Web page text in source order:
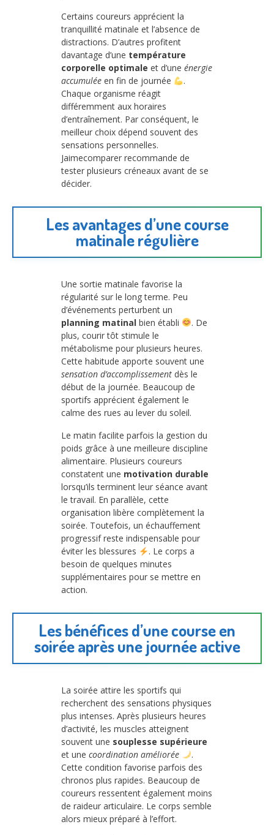
Certains coureurs apprécient la
tranquillité matinale et l’absence de
distractions. D’autres profitent
davantage d’une température
corporelle optimale et d’une énergie
accumulée en fin de journée
.
Chaque organisme réagit
différemment aux horaires
d’entraînement. Par conséquent, le
meilleur choix dépend souvent des
sensations personnelles.
Jaimecomparer recommande de
tester plusieurs créneaux avant de se
décider.
Les avantages d’une course
matinale régulière
Une sortie matinale favorise la
régularité sur le long terme. Peu
d’événements perturbent un
planning matinal bien établi
. De
plus, courir tôt stimule le
métabolisme pour plusieurs heures.
Cette habitude apporte souvent une
sensation d’accomplissement dès le
début de la journée. Beaucoup de
sportifs apprécient également le
calme des rues au lever du soleil.
Le matin facilite parfois la gestion du
poids grâce à une meilleure discipline
alimentaire. Plusieurs coureurs
constatent une motivation durable
lorsqu’ils terminent leur séance avant
le travail. En parallèle, cette
organisation libère complètement la
soirée. Toutefois, un échauffement
progressif reste indispensable pour
éviter les blessures
. Le corps a
besoin de quelques minutes
supplémentaires pour se mettre en
action.
Les bénéfices d’une course en
soirée après une journée active
La soirée attire les sportifs qui
recherchent des sensations physiques
plus intenses. Après plusieurs heures
d’activité, les muscles atteignent
souvent une souplesse supérieure
et une coordination améliorée
.
Cette condition favorise parfois des
chronos plus rapides. Beaucoup de
coureurs ressentent également moins
de raideur articulaire. Le corps semble
alors mieux préparé à l’effort.